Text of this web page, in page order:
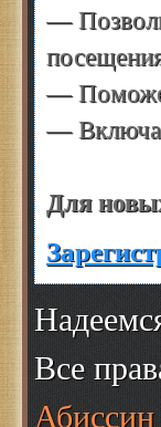
—
—
—
Для
Все